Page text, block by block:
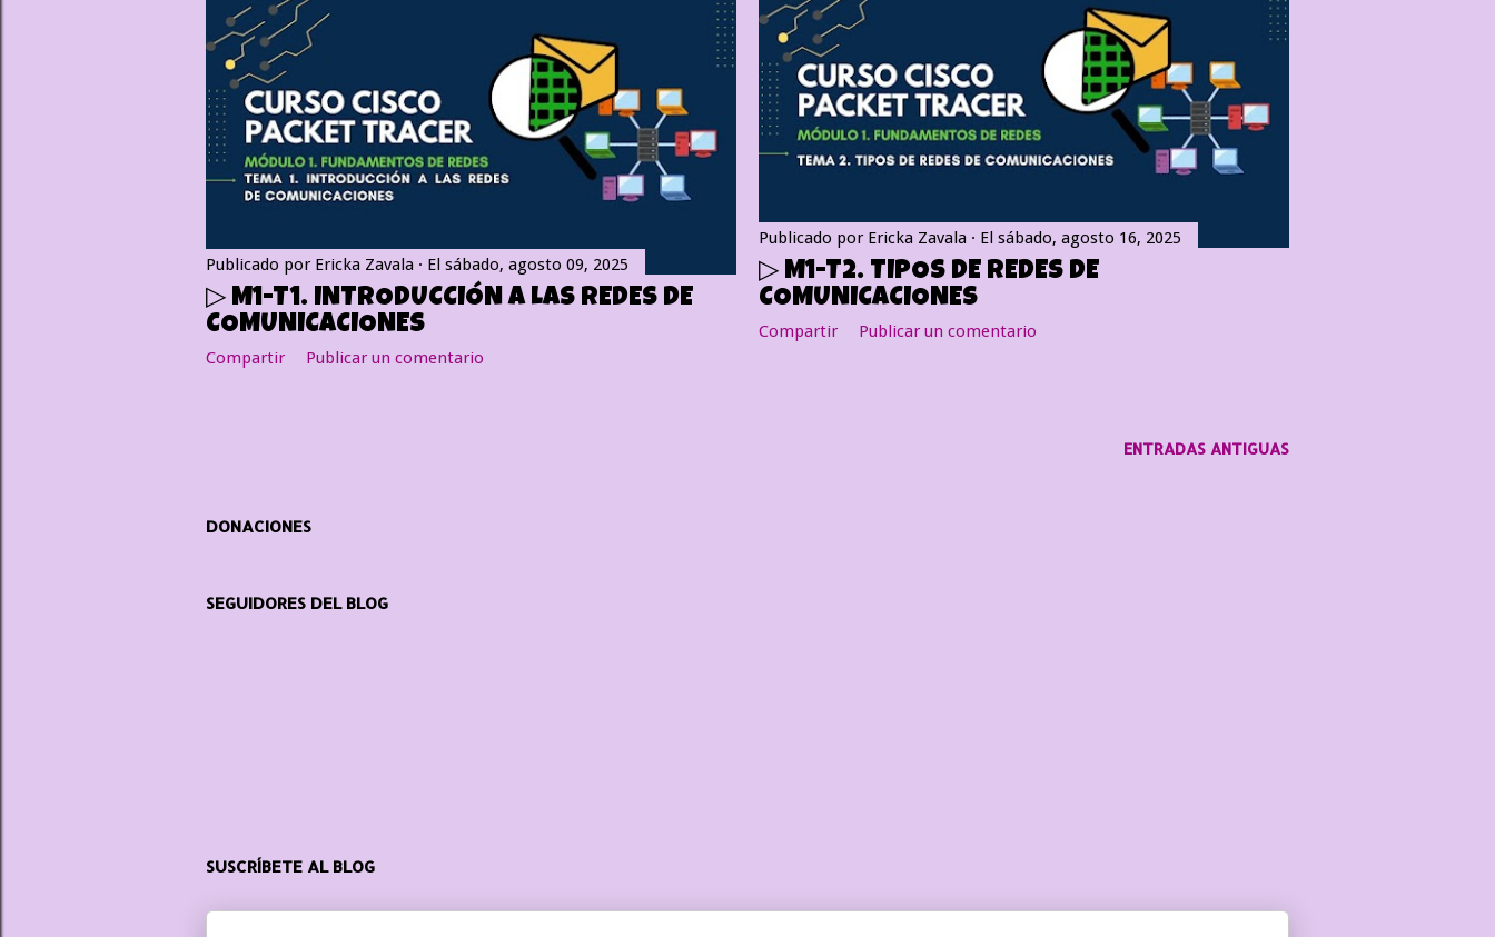
Publicado por Ericka Zavala El sábado, agosto 16, 2025
▷ M1-T2. TIPOS DE REDES DE
COMUNICACIONES
Compartir Publicar un comentario
Publicado por Ericka Zavala El sábado, agosto 09, 2025
▷ M1-T1. INTRODUCCIÓN A LAS REDES DE
COMUNICACIONES
Compartir Publicar un comentario
ENTRADAS ANTIGUAS
DONACIONES
SEGUIDORES DEL BLOG
SUSCRÍBETE AL BLOG